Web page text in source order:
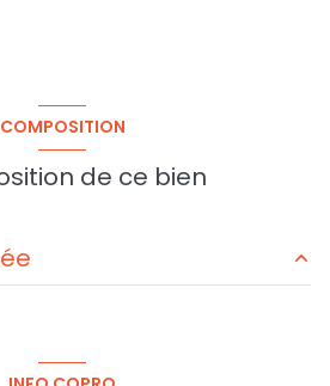
COMPOSITION
de ce bien